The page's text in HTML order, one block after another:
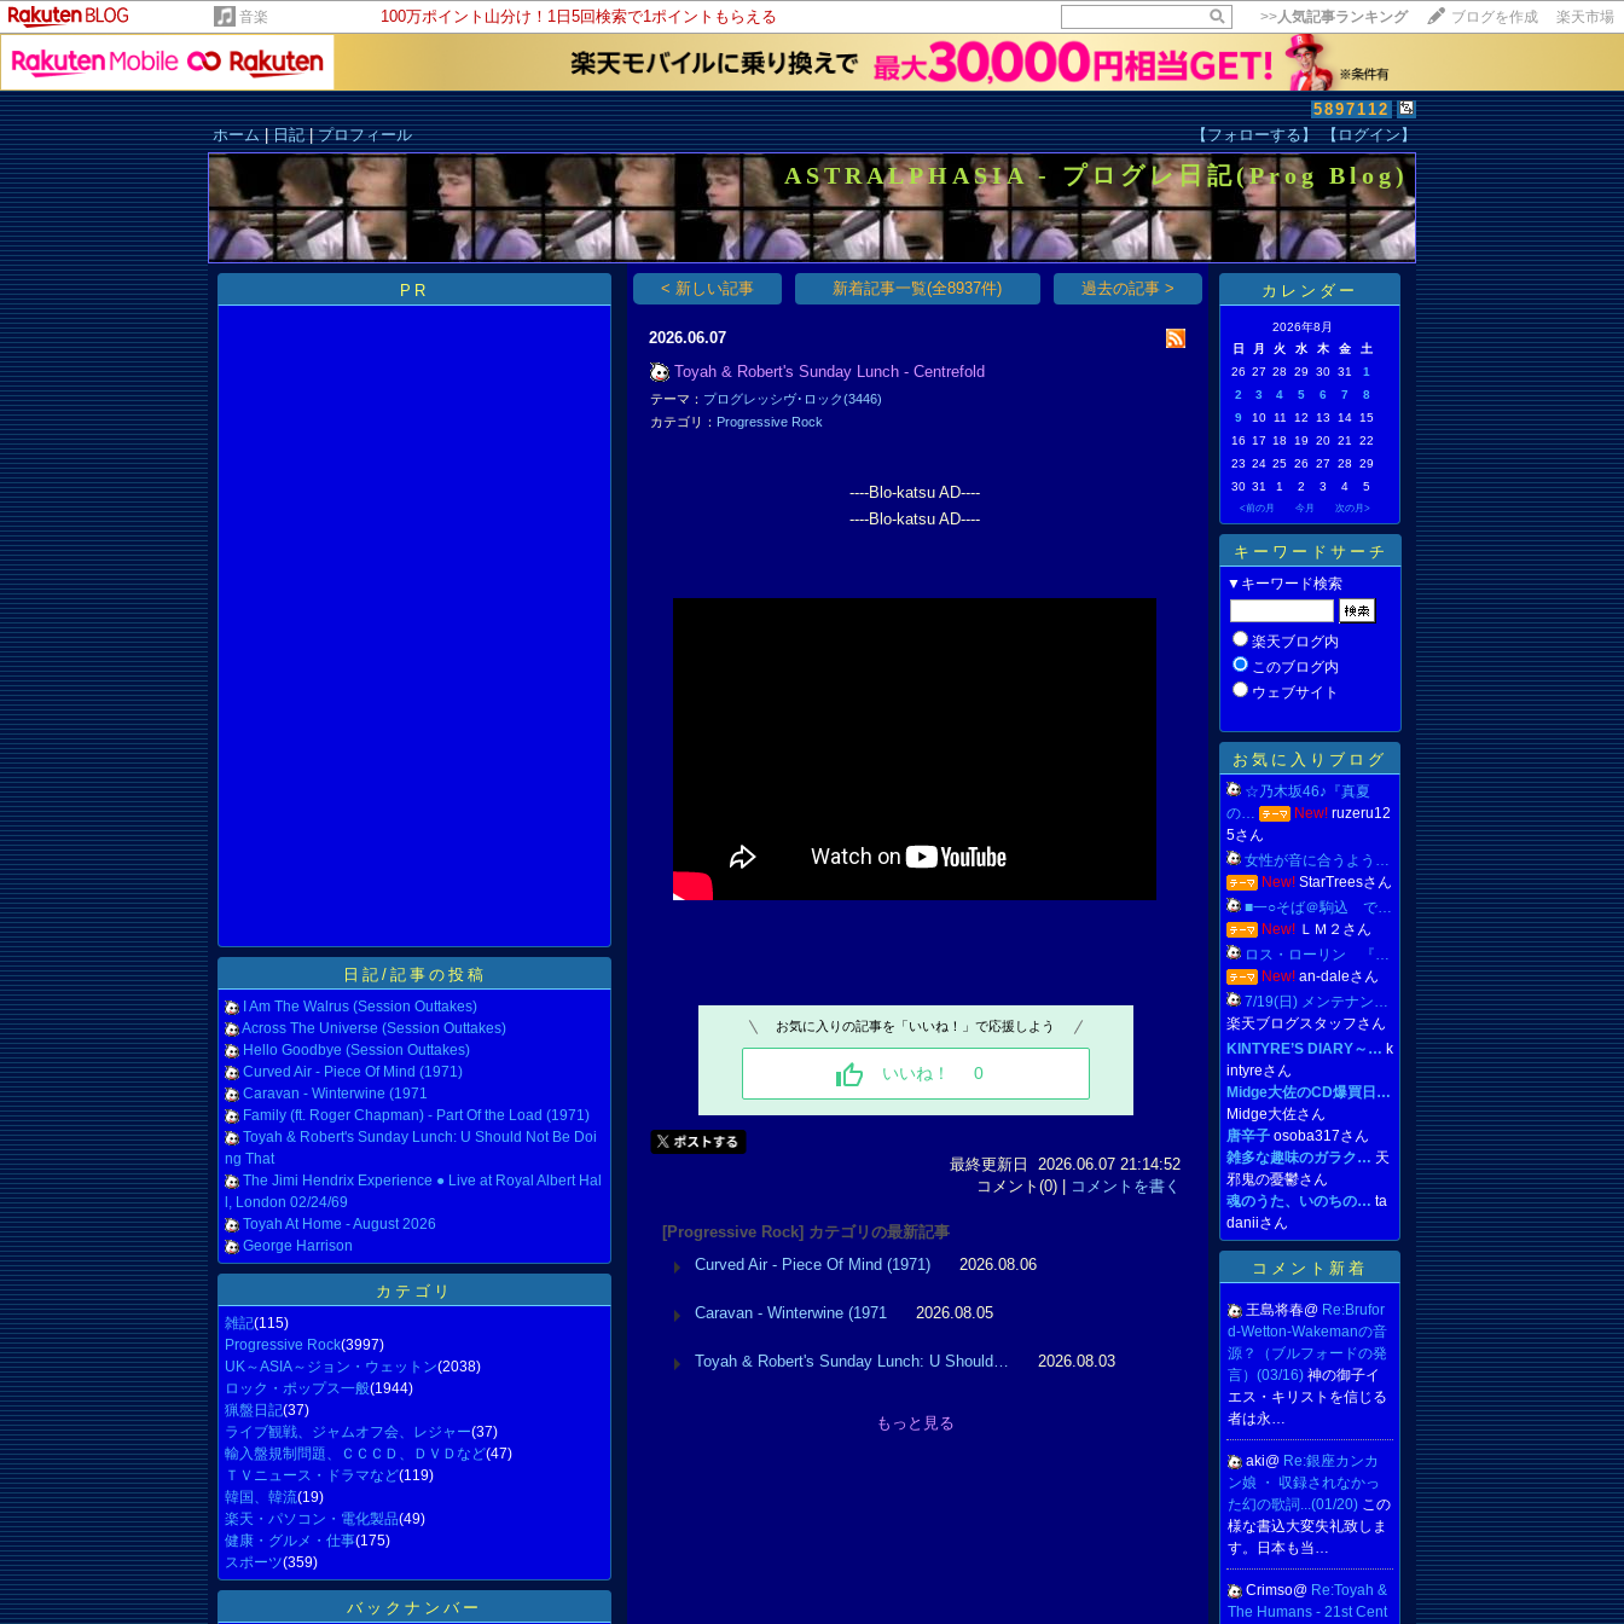
音楽 100万ポイント山分け！1日5回検索で1ポイントもらえる >>人気記事ランキング ブログを作成 楽天市場
5897112
ホーム|日記|プロフィール 【フォローする】 【ログイン】
ASTRALPHASIA - プログレ日記(Prog Blog)
【毎日開催】
15記事にいいね！で1ポイント
10秒滞在
いいね! --/--
PR
日記/記事の投稿
I Am The Walrus (Session Outtakes)
Across The Universe (Session Outtakes)
Hello Goodbye (Session Outtakes)
Curved Air - Piece Of Mind (1971)
Caravan - Winterwine (1971
Family (ft. Roger Chapman) - Part Of the Load (1971)
Toyah & Robert's Sunday Lunch: U Should Not Be Doi
ng That
The Jimi Hendrix Experience ● Live at Royal Albert Hal
l, London 02/24/69
Toyah At Home - August 2026
George Harrison
カテゴリ
雑記(115)
Progressive Rock(3997)
UK～ASIA～ジョン・ウェットン(2038)
ロック・ポップス一般(1944)
猟盤日記(37)
ライブ観戦、ジャムオフ会、レジャー(37)
輸入盤規制問題、ＣＣＣＤ、ＤＶＤなど(47)
ＴＶニュース・ドラマなど(119)
韓国、韓流(19)
楽天・パソコン・電化製品(49)
健康・グルメ・仕事(175)
スポーツ(359)
バックナンバー
< 新しい記事 新着記事一覧(全8937件) 過去の記事 >
2026.06.07
Toyah & Robert's Sunday Lunch - Centrefold
テーマ： プログレッシヴ･ロック(3446)
カテゴリ： Progressive Rock
----Blo-katsu AD----
----Blo-katsu AD----
お気に入りの記事を「いいね！」で応援しよう
いいね！ 0
最終更新日 2026.06.07 21:14:52
コメント(0) |
コメントを書く
[Progressive Rock] カテゴリの最新記事
Curved Air - Piece Of Mind (1971)
2026.08.06
Caravan - Winterwine (1971 2026.08.05
Toyah & Robert's Sunday Lunch: U Should… 2026.08.03
もっと見る
カレンダー
2026年8月
日
月 火 水 木 金
土
26 27 28 29 30 31
1
2
3 4 5 6 7
8
9
10 11 12 13 14
15
16
17 18 19 20 21
22
23 24 25 26 27 28
29
30 31 1 2 3 4 5
<前の月 今月 次の月>
キーワードサーチ
▼キーワード検索
楽天ブログ内
このブログ内
ウェブサイト
お気に入りブログ
☆乃木坂46♪『真夏
の…
New! ruzeru12
5さん
女性が音に合うよう…
New! StarTreesさん
■一○そば＠駒込 で…
New! ＬＭ２さん
ロス・ローリン 『…
New! an-daleさん
7/19(日) メンテナン…
楽天ブログスタッフさん
KINTYRE’S DIARY～… k
intyreさん
Midge大佐のCD爆買日…
Midge大佐さん
唐辛子 osoba317さん
雑多な趣味のガラク… 天
邪鬼の憂鬱さん
魂のうた、いのちの… ta
daniiさん
コメント新着
王島将春@ Re:Brufor
d-Wetton-Wakemanの音
源？（ブルフォードの発
言）(03/16) 神の御子イ
エス・キリストを信じる
者は永…
aki@ Re:銀座カンカ
ン娘 ・ 収録されなかっ
た幻の歌詞...(01/20) この
様な書込大変失礼致しま
す。日本も当…
Crimso@ Re:Toyah &
The Humans - 21st Cent